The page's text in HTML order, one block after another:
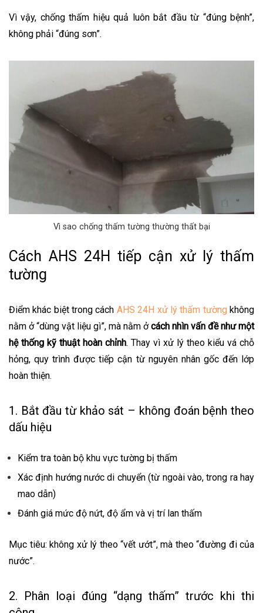
Vì vậy, chống thấm hiệu quả luôn bắt đầu từ “đúng bệnh”,
không phải “đúng sơn”.
Vì sao chống thấm tường thường thất bại
Cách AHS 24H tiếp cận xử lý thấm
tường
Điểm khác biệt trong cách AHS 24H xử lý thấm tường không
nằm ở “dùng vật liệu gì”, mà nằm ởcách nhìn vấn đề như một
hệ thống kỹ thuật hoàn chỉnh. Thay vì xử lý theo kiểu vá chỗ
hỏng, quy trình được tiếp cận từ nguyên nhân gốc đến lớp
hoàn thiện.
1. Bắt đầu từ khảo sát – không đoán bệnh theo
dấu hiệu
Kiểm tra toàn bộ khu vực tường bị thấm
Xác định hướng nước di chuyển (từ ngoài vào, trong ra hay
mao dẫn)
Đánh giá mức độ nứt, độ ẩm và vị trí lan thấm
Mục tiêu: không xử lý theo “vết ướt”, mà theo “đường đi của
nước”.
2. Phân loại đúng “dạng thấm” trước khi thi